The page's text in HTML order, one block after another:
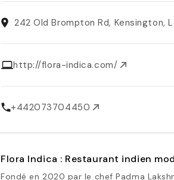
242 Old Brompton Rd, Kensington,
http://flora-indica.com/
+442073704450
Flora Indica : Restaurant indien
Fondé en 2020 par le chef Padma